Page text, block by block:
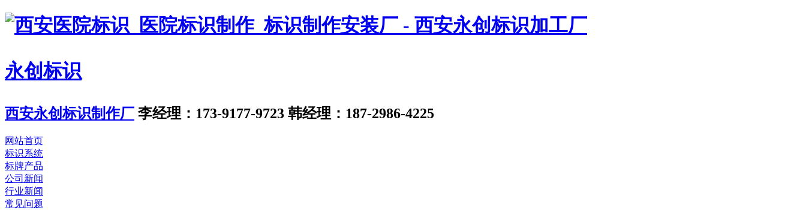
永创标识
西安永创标识制作厂 李经理：173-9177-9723 韩经理：187-2986-4225
网站首页
标识系统
标牌产品
公司新闻
行业新闻
常见问题